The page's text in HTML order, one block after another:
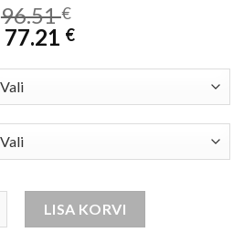
96.51€
77.21 €
LISA KORVI